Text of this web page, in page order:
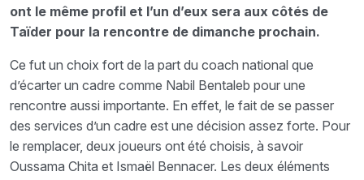
ont le même profil et l’un d’eux sera aux côtés de
Taïder pour la rencontre de dimanche prochain.
Ce fut un choix fort de la part du coach national que
d’écarter un cadre comme Nabil Bentaleb pour une
rencontre aussi importante. En effet, le fait de se passer
des services d’un cadre est une décision assez forte. Pour
le remplacer, deux joueurs ont été choisis, à savoir
Oussama Chita et Ismaël Bennacer. Les deux éléments